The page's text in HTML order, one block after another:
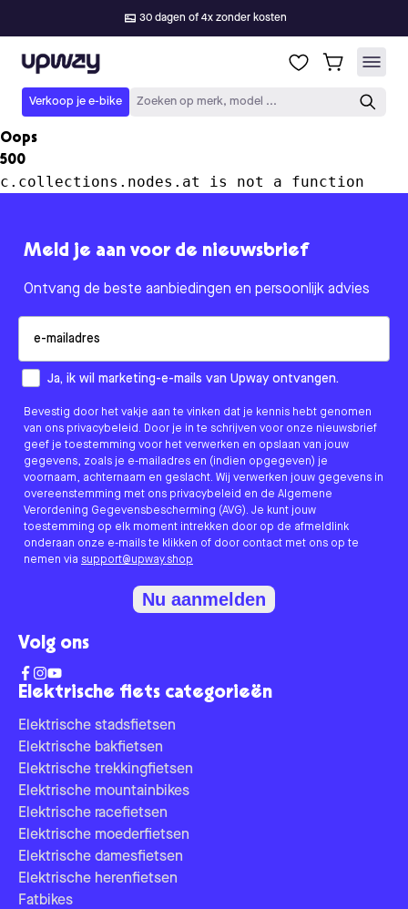
30 dagen of 4x zonder kosten
Upway
Verkoop je e-bike Zoeken op merk, model ...
Oops
500
c.collections.nodes.at is not a function
Elektrische fiets categorieën
Elektrische stadsfietsen
Elektrische bakfietsen
Elektrische trekkingfietsen
Elektrische mountainbikes
Elektrische racefietsen
Elektrische moederfietsen
Elektrische damesfietsen
Elektrische herenfietsen
Fatbikes
Meld je aan voor de nieuwsbrief
Ontvang de beste aanbiedingen en persoonlijk advies
How would you like to hear from us?
Ja, ik wil marketing-e-mails van Upway ontvangen.
Bevestig door het vakje aan te vinken dat je kennis hebt genomen
van ons privacybeleid. Door je in te schrijven voor onze nieuwsbrief
geef je toestemming voor het verwerken en opslaan van jouw
gegevens, zoals je e-mailadres en (indien opgegeven) je
voornaam, achternaam en geslacht. Wij verwerken jouw gegevens in
overeenstemming met ons privacybeleid en de Algemene
Verordening Gegevensbescherming (AVG). Je kunt jouw
toestemming op elk moment intrekken door op de afmeldlink
onderaan onze e-mails te klikken of door contact met ons op te
nemen via support@upway.shop
Nu aanmelden
Volg ons